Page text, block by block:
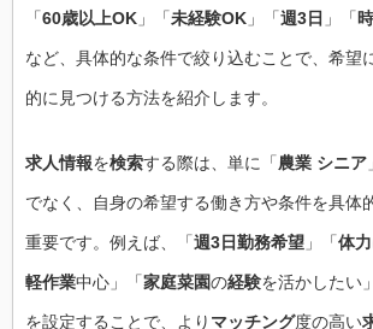
「60歳以上OK 」「未経験OK 」「週3日 」「
など、具体的な条件で絞り込むことで、希望
的に見つける方法を紹介します。
求人情報を検索する際は、単に「農業 シニア
でなく、自身の希望する働き方や条件を具体
重要です。例えば、「週3日勤務希望 」「体力
軽作業中心」「家庭菜園の経験を活かしたい
を設定することで、より マッチング度の高い